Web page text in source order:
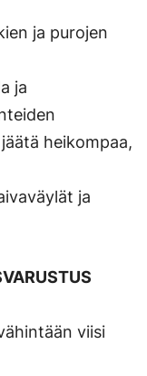
ja purojen
ja
heikompaa,
ja
viisi